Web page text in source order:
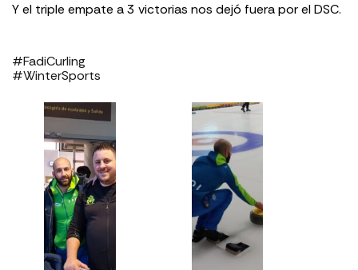
Y el triple empate a 3 victorias nos dejó fuera por el DSC.
#FadiCurling
#WinterSports